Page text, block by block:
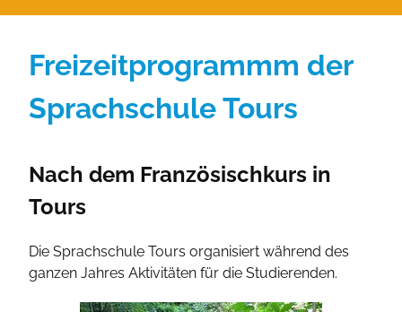
Freizeitprogrammm der
Sprachschule Tours
Nach dem Französischkurs in
Tours
Die Sprachschule Tours organisiert während des
ganzen Jahres Aktivitäten für die Studierenden.